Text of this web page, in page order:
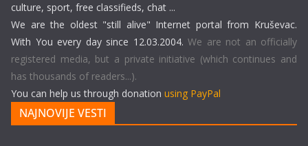
culture, sport, free classifieds, chat ...
We are the oldest "still alive" Internet portal from Kruševac.
With You every day since 12.03.2004. We are not an officially
registered media, but a private initiative (which continues and
has thousands of readers...).
You can help us through donation using PayPal
NAJNOVIJE VESTI